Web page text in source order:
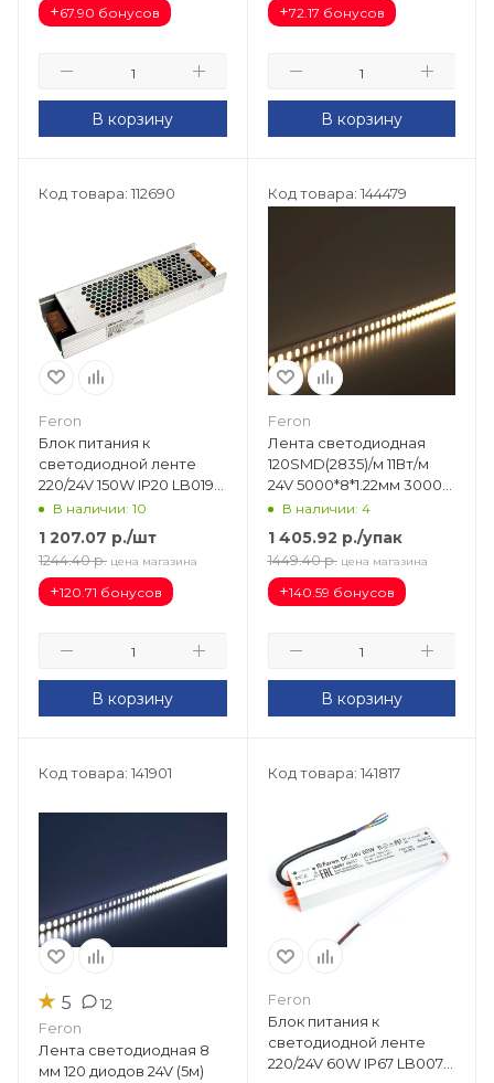
+67.90 бонусов
В корзину
+72.17 бонусов
В корзину
Код товара: 112690
Feron
Блок питания к
светодиодной ленте
220/24V 150W IP20 LB019
(200х62х31) 41060
В наличии: 10
1 207.07 р./шт
1244.40 р. цена магазина
+120.71 бонусов
В корзину
Код товара: 144479
Feron
Лента светодиодная
120SMD(2835)/м 11Вт/м
24V 5000*8*1.22мм 3000К,
LS501 (5м) 41056
В наличии: 4
1 405.92 р./упак
1449.40 р. цена магазина
+140.59 бонусов
В корзину
Код товара: 141901
★ 5 12
Feron
Лента светодиодная 8
мм 120 диодов 24V (5м)
Код товара: 141817
Feron
Блок питания к
светодиодной ленте
220/24V 60W IP67 LB007